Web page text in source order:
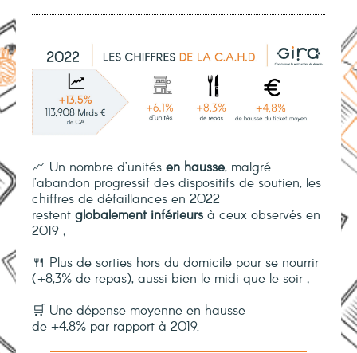
📈 Un nombre d’unités en hausse, malgré
l’abandon progressif des dispositifs de soutien, les
chiffres de défaillances en 2022
restent globalement inférieurs à ceux observés en
2019 ;
🍴 Plus de sorties hors du domicile pour se nourrir
(+8,3% de repas), aussi bien le midi que le soir ;
🛒 Une dépense moyenne en hausse
de +4,8% par rapport à 2019.